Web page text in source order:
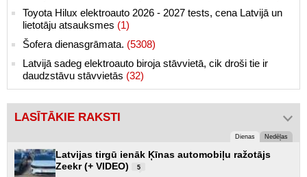
Toyota Hilux elektroauto 2026 - 2027 tests, cena Latvijā un
lietotāju atsauksmes (1)
Šofera dienasgrāmata. (5308)
Latvijā sadeg elektroauto biroja stāvvietā, cik droši tie ir
daudzstāvu stāvvietās (32)
LASĪTĀKIE RAKSTI
Dienas Nedēļas
Latvijas tirgū ienāk Ķīnas automobiļu ražotājs
Zeekr (+ VIDEO)
5